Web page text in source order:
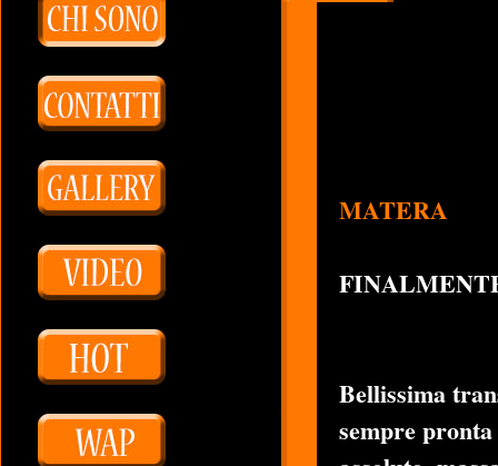
MATERA
Bellissima
sempre